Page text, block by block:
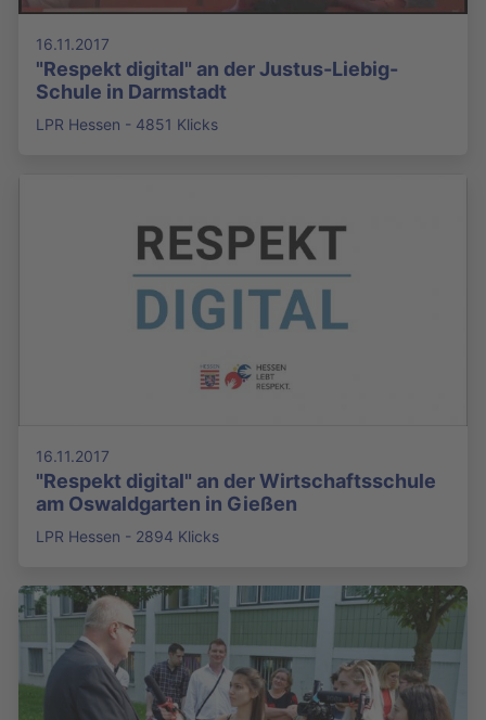
16.11.2017
"Respekt digital" an der Justus-Liebig-
Schule in Darmstadt
LPR Hessen - 4851 Klicks
16.11.2017
"Respekt digital" an der Wirtschaftsschule
am Oswaldgarten in Gießen
LPR Hessen - 2894 Klicks